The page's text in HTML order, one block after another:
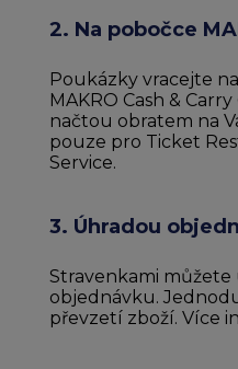
2. Na pobočce
Poukázky vracejte
MAKRO Cash &
načtou obratem na
pouze pro Ticket
Service.
3. Úhradou
Stravenkami
objednávku.
převzetí zboží. Více